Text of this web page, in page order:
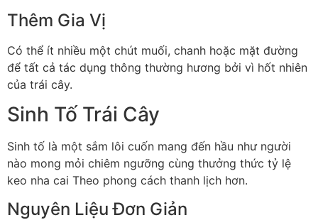
Thêm Gia Vị
Có thể ít nhiều một chút muối, chanh hoặc mặt đường
để tất cả tác dụng thông thường hương bởi vì hốt nhiên
của trái cây.
Sinh Tố Trái Cây
Sinh tố là một sắm lôi cuốn mang đến hầu như người
nào mong mỏi chiêm ngưỡng cùng thưởng thức tỷ lệ
keo nha cai Theo phong cách thanh lịch hơn.
Nguyên Liệu Đơn Giản